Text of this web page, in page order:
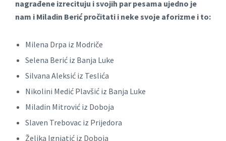
nagrađene izrecituju i svojih par pesama ujedno je
nam i Miladin Berić pročitati i neke svoje aforizme i to:
Milena Drpa iz Modriče
Selena Berić iz Banja Luke
Silvana Aleksić iz Teslića
Nikolini Medić Plavšić iz Banja Luke
Miladin Mitrović iz Doboja
Slaven Trebovac iz Prijedora
Željka Ignjatić iz Doboja